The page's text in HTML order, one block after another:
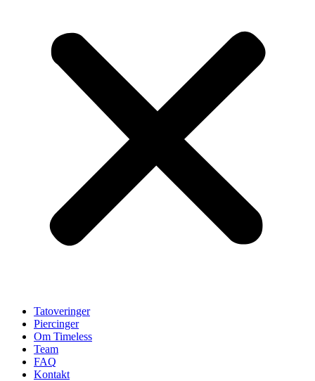
Tatoveringer
Piercinger
Om Timeless
Team
FAQ
Kontakt